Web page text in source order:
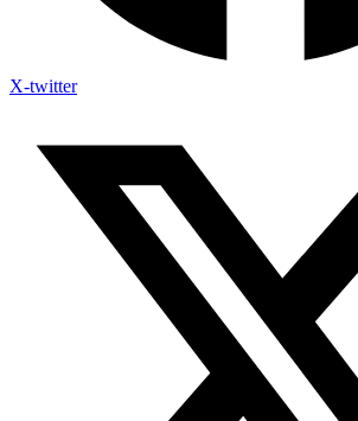
X-twitter